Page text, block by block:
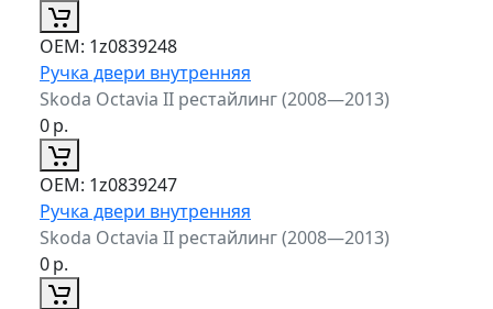
ОЕМ: 1z0839248
Ручка двери внутренняя
Skoda Octavia II рестайлинг (2008—2013)
0р.
ОЕМ: 1z0839247
Ручка двери внутренняя
Skoda Octavia II рестайлинг (2008—2013)
0р.